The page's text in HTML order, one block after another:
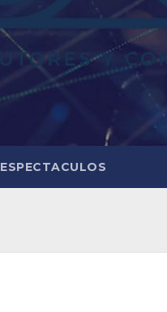
ESPECTACULOS